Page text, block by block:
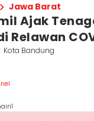
Jawa Barat
Ajak
Relawan
Kota Bandung